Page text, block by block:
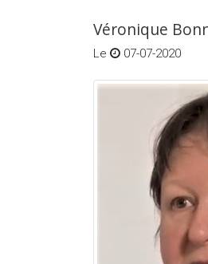
Véronique
Le 07-07-2020